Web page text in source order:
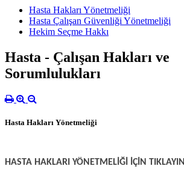
Hasta Hakları Yönetmeliği
Hasta Çalışan Güvenliği Yönetmeliği
Hekim Seçme Hakkı
Hasta - Çalışan Hakları ve
Sorumlulukları
Hasta Hakları Yönetmeliği
HASTA HAKLARI YÖNETMELİĞİ İÇİN TIKLAYIN